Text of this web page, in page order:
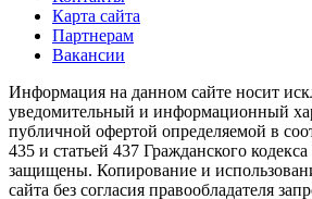
Карта сайта
Партнерам
Вакансии
Информация на данном сайте носит
уведомительный и информационный
публичной офертой определяемой в
435 и статьей 437 Гражданского
защищены. Копирование и
сайта без согласия правообладателя